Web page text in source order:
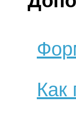
Как